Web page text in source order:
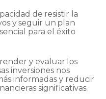
de resistir la
yseguir un plan
para el éxito
y evaluar los
inversiones nos
informadas y reducir
significativas.